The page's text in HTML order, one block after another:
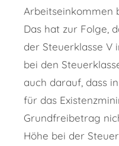
Arbeitseinkommen
Das hat zur Folge,
der Steuerklasse V
bei den
auch darauf, dass
für das
Grundfreibetrag
Höhe bei der